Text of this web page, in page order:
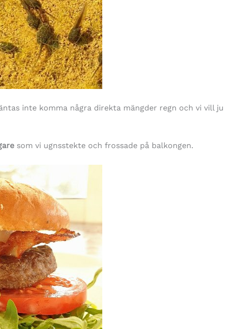
inte komma några direkta mängder regn och vi vill ju
som vi ugnsstekte och frossade på balkongen.